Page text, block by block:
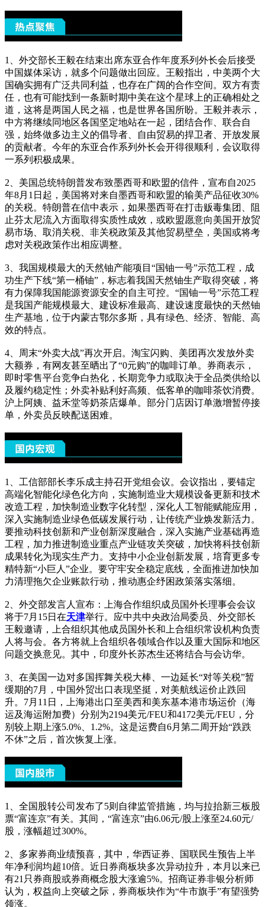
1、外交部长王毅在结束出席东亚合作年度系列外长会后接受
中国媒体采访，就多个问题做出回应。王毅指出，中美两个大
国确实拥有广泛共同利益，也存在广阔的合作空间。双方有责
任，也有可能找到一条新时期中美在这个星球上的正确相处之
道，这将是两国人民之福，也是世界各国所盼。王毅并表示，
中方将继续同地区各国坚定地站在一起，团结合作、联合自
强，始终做多边主义的倡导者、自由贸易的捍卫者、开放发展
的贡献者。今年的东亚合作系列外长会开得很顺利，会议取得
一系列积极成果。
2、美国总统特朗普发布致墨西哥和欧盟的信件，宣布自2025
年8月1日起，美国将对来自墨西哥和欧盟的输美产品征收30%
的关税。特朗普在信中表示，如果墨西哥在打击贩毒集团、阻
止芬太尼流入方面取得实质性成效，或欧盟愿意向美国开放贸
易市场、取消关税、非关税政策及其他贸易壁垒，美国或将考
虑对关税政策作出相应调整。
3、我国规模最大的天然铀产能项目“国铀一号”示范工程，成
功生产下线“第一桶铀”，标志着我国天然铀生产取得突破，将
有力保障我国能源资源安全的自主可控。“国铀一号”示范工程
是我国产能规模最大、建设标准最高、建设速度最快的天然铀
生产基地，位于内蒙古鄂尔多斯，具有绿色、经济、智能、高
效的特点。
4、周末“外卖大战”再次开启。淘宝闪购、美团再次发放外卖
大额券，有网友甚至晒出了“0元购”的咖啡订单。券商表示，
即时零售平台竞争白热化，长期竞争力或取决于全品类供给以
及履约稳定性；外卖补贴利好高频、低客单的咖啡茶饮消费。
沪上阿姨、益禾堂等奶茶店爆单。部分门店因订单激增暂停接
单，外卖员反映配送困难。
1、工信部部长李乐成主持召开党组会议。会议指出，要锚定
高端化智能化绿色化方向，实施制造业大规模设备更新和技术
改造工程，加快制造业数字化转型，深化人工智能赋能应用，
深入实施制造业绿色低碳发展行动，让传统产业焕发新活力。
要推动科技创新和产业创新深度融合，深入实施产业基础再造
工程，加力推进制造业重点产业链攻关突破，加快将科技创新
成果转化为现实生产力。支持中小企业创新发展，培育更多专
精特新“小巨人”企业。要守牢安全稳定底线，全面推进加快加
力清理拖欠企业账款行动，推动惠企纾困政策落实落细。
2、外交部发言人宣布：上海合作组织成员国外长理事会会议
将于7月15日在天津举行。应中共中央政治局委员、外交部长
王毅邀请，上合组织其他成员国外长和上合组织常设机构负责
人将与会。各方将就上合组织各领域合作以及重大国际和地区
问题交换意见。其中，印度外长苏杰生还将结合与会访华。
3、在美国一边对多国挥舞关税大棒、一边延长“对等关税”暂
缓期的7月，中国外贸出口表现坚挺，对美航线运价止跌回
升。7月11日，上海港出口至美西和美东基本港市场运价（海
运及海运附加费）分别为2194美元/FEU和4172美元/FEU，分
别较上期上涨5.0%、1.2%。这是运费自6月第二周开始“跌跌
不休”之后，首次恢复上涨。
1、全国股转公司发布了5则自律监管措施，均与拉抬新三板股
票“富连京”有关。其间，“富连京”由6.06元/股上涨至24.60元/
股，涨幅超过300%。
2、多家券商业绩预喜，其中，华西证券、国联民生预告上半
年净利润均超10倍。近日券商板块多次异动拉升，本月以来已
有21只券商股或券商概念股大涨逾5%。招商证券非银分析师
认为，权益向上突破之际，券商板块作为“牛市旗手”有望强势
领涨。